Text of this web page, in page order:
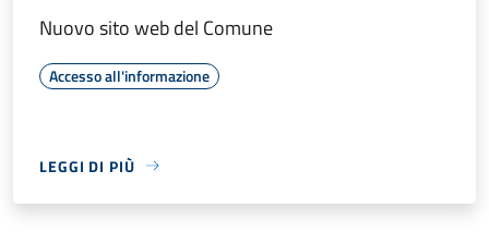
Nuovo sito web del Comune
Accesso all'informazione
LEGGI DI PIÙ